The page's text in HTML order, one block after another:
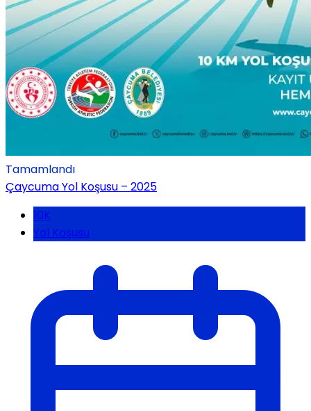
Tamamlandı
Çaycuma Yol Koşusu – 2025
10K
Yol Koşusu